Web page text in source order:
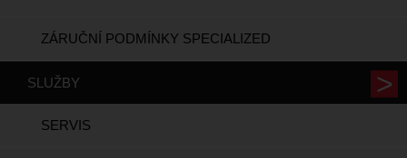
ZÁRUČNÍ PODMÍNKY SPECIALIZED
SLUŽBY
SERVIS